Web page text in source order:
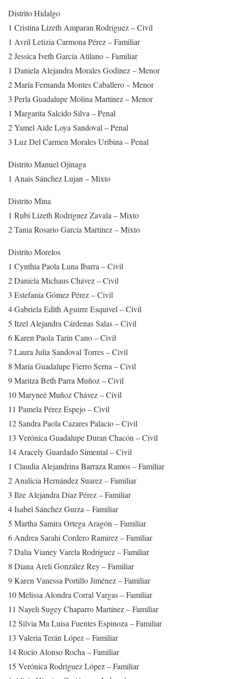
Distrito Hidalgo
1 Cristina Lizeth Amparan Rodríguez – Civil
1 Avril Letizia Carmona Pérez – Familiar
2 Jessica Iveth García Atilano – Familiar
1 Daniela Alejandra Morales Godinez – Menor
2 María Fernanda Montes Caballero – Menor
3 Perla Guadalupe Molina Martínez – Menor
1 Margarita Salcido Silva – Penal
2 Yamel Aide Loya Sandoval – Penal
3 Luz Del Carmen Morales Uribina – Penal
Distrito Manuel Ojinaga
1 Anais Sánchez Lujan – Mixto
Distrito Mina
1 Rubí Lizeth Rodríguez Zavala – Mixto
2 Tania Rosario García Martínez – Mixto
Distrito Morelos
1 Cynthia Paola Luna Ibarra – Civil
2 Daniela Michaus Chávez – Civil
3 Estefanía Gómez Pérez – Civil
4 Gabriela Edith Aguirre Esquivel – Civil
5 Itzel Alejandra Cárdenas Salas – Civil
6 Karen Paola Tarín Cano – Civil
7 Laura Julia Sandoval Torres – Civil
8 María Guadalupe Fierro Serna – Civil
9 Maritza Beth Parra Muñoz – Civil
10 Maryneé Muñoz Chávez – Civil
11 Pamela Pérez Espejo – Civil
12 Sandra Paola Cazares Palacio – Civil
13 Verónica Guadalupe Duran Chacón – Civil
14 Aracely Guardado Simental – Civil
1 Claudia Alejandrina Barraza Ramos – Familiar
2 Analicia Hernández Suarez – Familiar
3 Ilze Alejandra Díaz Pérez – Familiar
4 Isabel Sánchez Gurza – Familiar
5 Martha Samira Ortega Aragón – Familiar
6 Andrea Sarahi Cordero Ramirez – Familiar
7 Dalia Vianey Varela Rodríguez – Familiar
8 Diana Areli González Rey – Familiar
9 Karen Vanessa Portillo Jiménez – Familiar
10 Melissa Alondra Corral Vargas – Familiar
11 Nayeli Sugey Chaparro Martínez – Familiar
12 Silvia Ma Luisa Fuentes Espinoza – Familiar
13 Valeria Terán López – Familiar
14 Rocío Alonso Rocha – Familiar
15 Verónica Rodríguez López – Familiar